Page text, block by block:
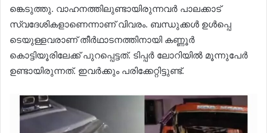
ങ്കെടുത്തു. വാഹനത്തിലുണ്ടായിരുന്നവർ പാലക്കാട്
സ്വദേശികളാണെന്നാണ് വിവരം. ബന്ധുക്കൾ ഉൾപ്പെ​
ടെയുള്ളവരാണ് തീർഥാടനത്തിനായി കണ്ണൂർ
കൊട്ടിയൂരിലേക്ക് പുറപ്പെട്ടത്. ടിപ്പർ ലോറിയിൽ മൂന്നുപേർ
ഉണ്ടായിരുന്നത്. ഇവർക്കും പരിക്കേറ്റിട്ടുണ്ട്.